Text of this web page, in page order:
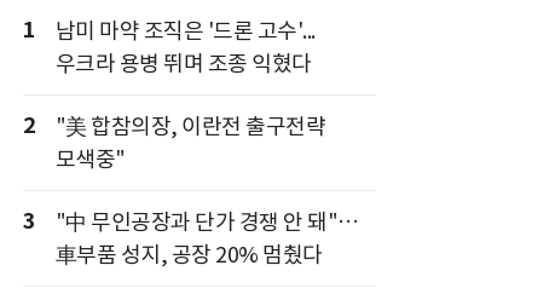
1
남미 마약 조직은 '드론 고수'...
우크라 용병 뛰며 조종 익혔다
2
"美 합참의장, 이란전 출구전략
모색중"
3
"中 무인공장과 단가 경쟁 안 돼"…
車부품 성지, 공장 20% 멈췄다